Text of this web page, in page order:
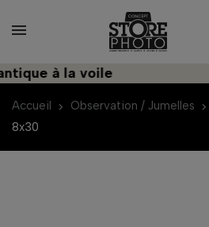
à la voile
Accueil Observation / Jumelles
8x30